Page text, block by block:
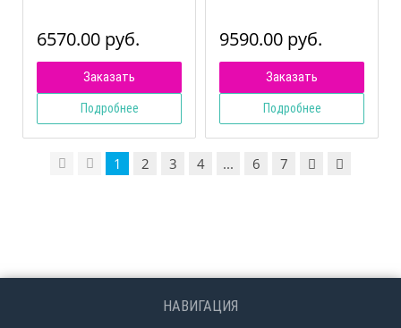
6570.00 руб.
Заказать
Подробнее
9590.00 руб.
Заказать
Подробнее
1 2 3 4 ... 6 7
НАВИГАЦИЯ